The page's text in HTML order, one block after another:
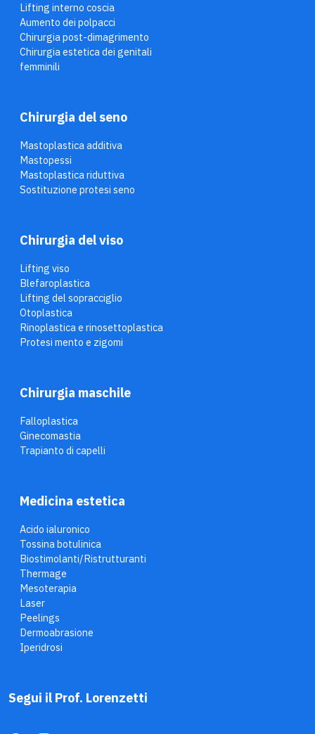
Lifting interno coscia
Aumento dei polpacci
Chirurgia post-dimagrimento
Chirurgia estetica dei genitali
femminili
Chirurgia del seno
Mastoplastica additiva
Mastopessi
Mastoplastica riduttiva
Sostituzione protesi seno
Chirurgia del viso
Lifting viso
Blefaroplastica
Lifting del sopracciglio
Otoplastica
Rinoplastica e rinosettoplastica
Protesi mento e zigomi
Chirurgia maschile
Falloplastica
Ginecomastia
Trapianto di capelli
Medicina estetica
Acido ialuronico
Tossina botulinica
Biostimolanti/Ristrutturanti
Thermage
Mesoterapia
Laser
Peelings
Dermoabrasione
Iperidrosi
Segui il Prof. Lorenzetti